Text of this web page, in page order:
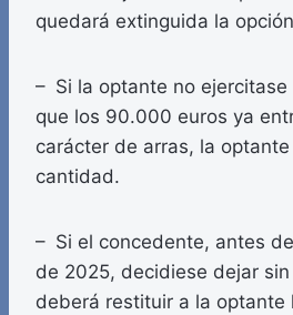
quedará extinguida la
– Si la optante no
que los 90.000 euros ya
carácter de arras, la
cantidad.
– Si el concedente, antes
de 2025, decidiese dejar
deberá restituir a la optante